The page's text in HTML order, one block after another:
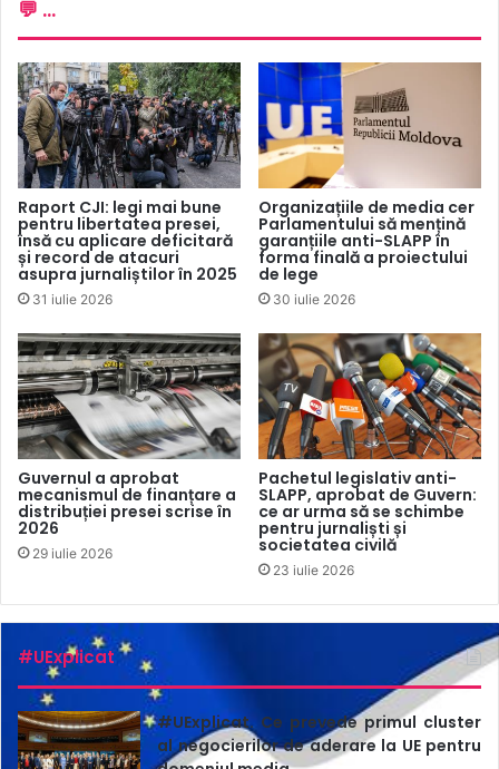
💬 ...
Raport CJI: legi mai bune
pentru libertatea presei,
însă cu aplicare deficitară
și record de atacuri
asupra jurnaliștilor în 2025
31 iulie 2026
Organizațiile de media cer
Parlamentului să mențină
garanțiile anti-SLAPP în
forma finală a proiectului
de lege
30 iulie 2026
Guvernul a aprobat
mecanismul de finanțare a
distribuției presei scrise în
2026
29 iulie 2026
Pachetul legislativ anti-
SLAPP, aprobat de Guvern:
ce ar urma să se schimbe
pentru jurnaliști și
societatea civilă
23 iulie 2026
#UExplicat
#UExplicat. Ce prevede primul cluster
al negocierilor de aderare la UE pentru